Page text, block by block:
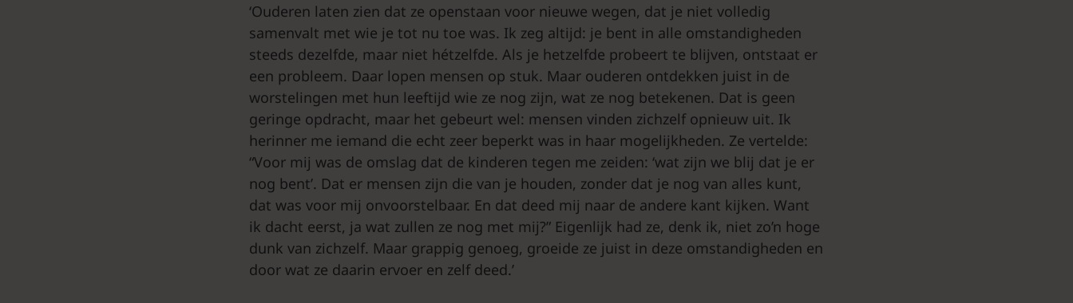
‘Ouderen laten zien dat ze openstaan voor nieuwe wegen, dat je niet volledig
samenvalt met wie je tot nu toe was. Ik zeg altijd: je bent in alle omstandigheden
steeds dezelfde, maar niet hétzelfde. Als je hetzelfde probeert te blijven, ontstaat er
een probleem. Daar lopen mensen op stuk. Maar ouderen ontdekken juist in de
worstelingen met hun leeftijd wie ze nog zijn, wat ze nog betekenen. Dat is geen
geringe opdracht, maar het gebeurt wel: mensen vinden zichzelf opnieuw uit. Ik
herinner me iemand die echt zeer beperkt was in haar mogelijkheden. Ze vertelde:
“Voor mij was de omslag dat de kinderen tegen me zeiden: ‘wat zijn we blij dat je er
nog bent’. Dat er mensen zijn die van je houden, zonder dat je nog van alles kunt,
dat was voor mij onvoorstelbaar. En dat deed mij naar de andere kant kijken. Want
ik dacht eerst, ja wat zullen ze nog met mij?” Eigenlijk had ze, denk ik, niet zo’n hoge
dunk van zichzelf. Maar grappig genoeg, groeide ze juist in deze omstandigheden en
door wat ze daarin ervoer en zelf deed.’